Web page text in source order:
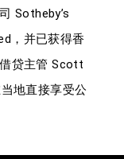
Sotheby’s
，并已获得香
贷主管 Scott
地直接享受公